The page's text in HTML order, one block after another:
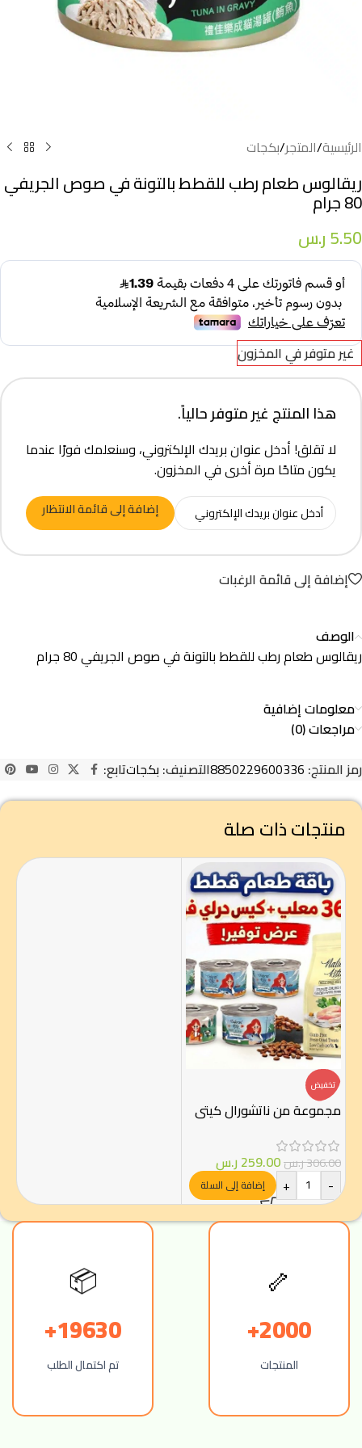
الرئيسية/المتجر/بكجات
ريقالوس طعام رطب للقطط بالتونة في صوص الجريفي
80 جرام
5.50ر.س
غير متوفر في المخزون
هذا المنتج غير متوفر حالياً.
لا تقلق! أدخل عنوان بريدك الإلكتروني، وسنعلمك فورًا عندما
يكون متاحًا مرة أخرى في المخزون.
إضافة إلى قائمة الانتظار
إضافة إلى قائمة الرغبات
الوصف
ريقالوس طعام رطب للقطط بالتونة في صوص الجريفي 80 جرام
معلومات إضافية
مراجعات (0)
رمز المنتج: 8850229600336التصنيف: بكجاتتابع:
منتجات ذات صلة
تخفيض
مجموعة من ناتشورال كيتي
306.00ر.س259.00ر.س
-
+ إضافة إلى السلة
🦴
2000+
المنتجات
📦
19630+
تم اكتمال الطلب